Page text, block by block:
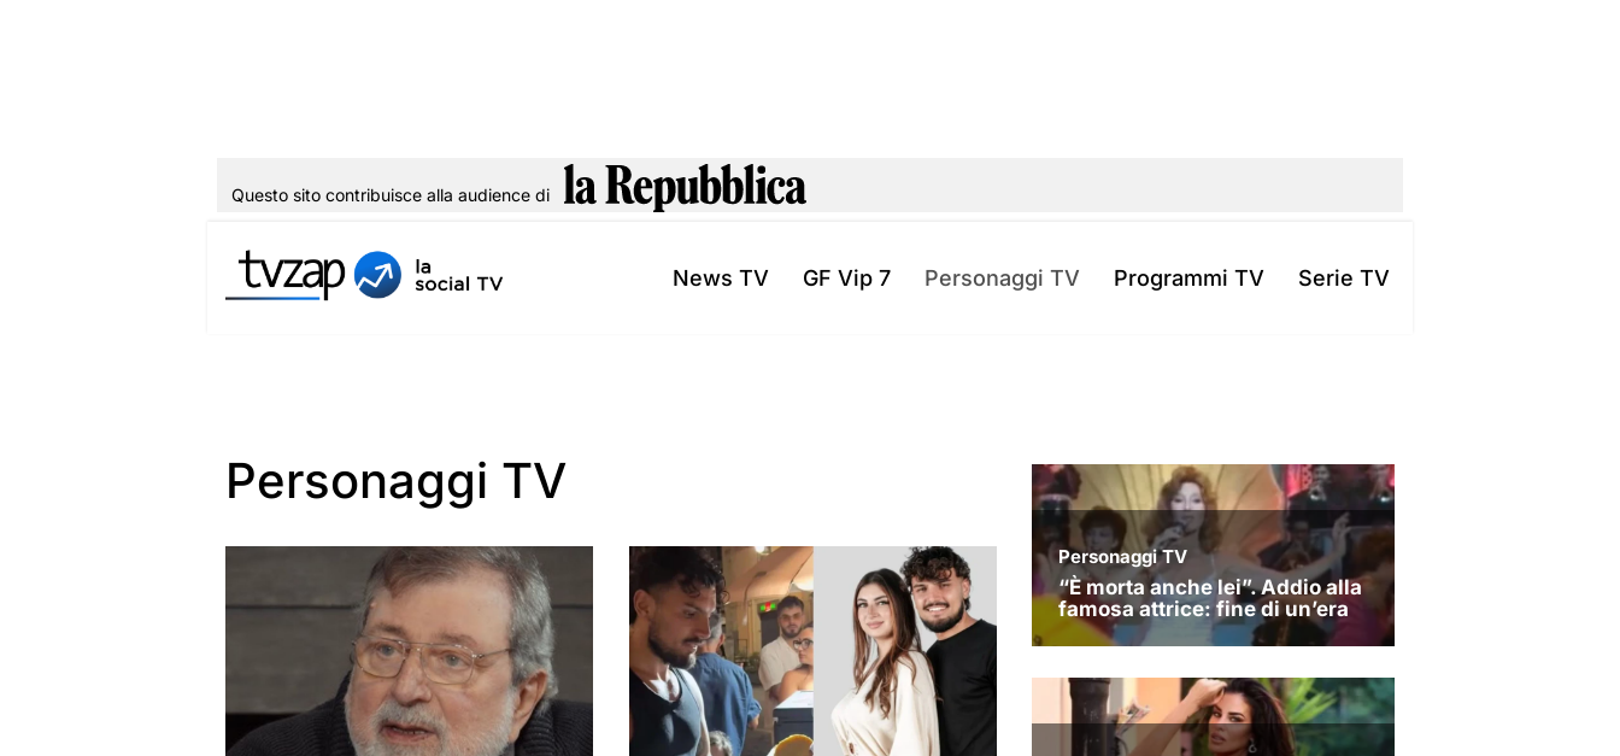
al
Questo sito contribuisce alla audience di
News TV GF Vip 7 Personaggi TV Programmi TV Serie TV
Personaggi TV